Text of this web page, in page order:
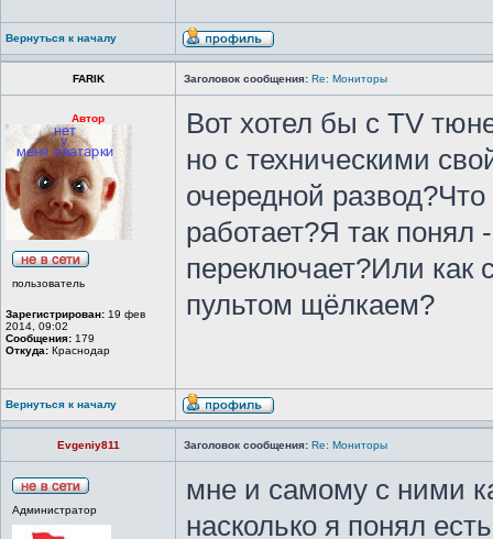
Вернуться к началу
FARIK Заголовок сообщения: Re: Мониторы
Автор
пользователь
Зарегистрирован: 19 фев
2014, 09:02
Сообщения: 179
Откуда: Краснодар
Вот хотел бы с TV
но с техническими
очередной
работает?Я так понял
переключает?Или как
пультом щёлкаем?
Вернуться к началу
Evgeniy811 Заголовок сообщения: Re: Мониторы
Администратор
мне и самому с ними
насколько я понял